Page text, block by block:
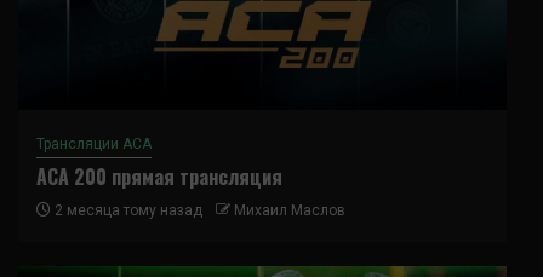
Трансляции ACA
ACA 200 прямая трансляция
2 месяца тому назад Михаил Маслов